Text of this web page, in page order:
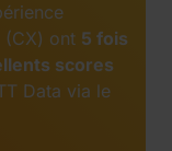
(CX) ont 5 fois
scores
Data via le